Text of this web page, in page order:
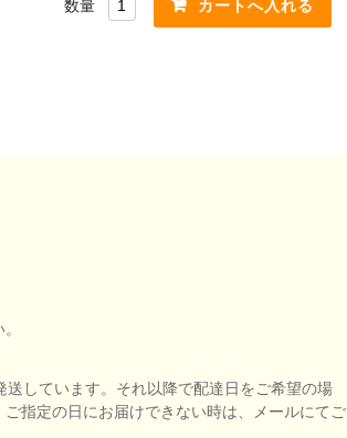
数量
しています。それ以降で配達日をご希望の場
指定の日にお届けできない時は、メールにてご